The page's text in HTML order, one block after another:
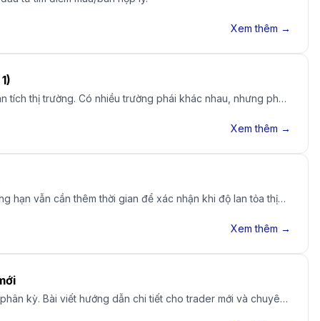
Xem thêm →
1)
thị trường. Có nhiều trường phái khác nhau, nhưng phổ
Xem thêm →
hạn vẫn cần thêm thời gian để xác nhận khi độ lan tỏa thị
Xem thêm →
kỳ. Bài viết hướng dẫn chi tiết cho trader mới và chuyên